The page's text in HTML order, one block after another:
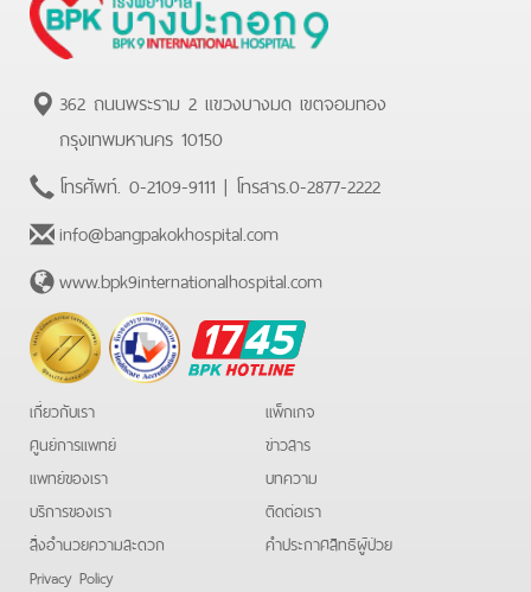
362 ถนนพระราม 2 แขวงบางมด เขตจอมทอง
กรุงเทพมหานคร 10150
โทรศัพท์. 0-2109-9111 | โทรสาร.0-2877-2222
info@bangpakokhospital.com
www.bpk9internationalhospital.com
BPK
Hotline
เกี่ยวกับเรา
ศูนย์การแพทย์
แพทย์ของเรา
บริการของเรา
สิ่งอำนวยความสะดวก
Privacy Policy
แพ็กเกจ
ข่าวสาร
บทความ
ติดต่อเรา
คําประกาศสิทธิผู้ป่วย